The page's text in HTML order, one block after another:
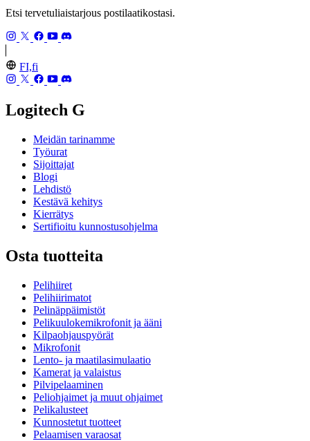
Etsi tervetuliaistarjous postilaatikostasi.
FI,fi
Logitech G
Meidän tarinamme
Työurat
Sijoittajat
Blogi
Lehdistö
Kestävä kehitys
Kierrätys
Sertifioitu kunnostusohjelma
Osta tuotteita
Pelihiiret
Pelihiirimatot
Pelinäppäimistöt
Pelikuulokemikrofonit ja ääni
Kilpaohjauspyörät
Mikrofonit
Lento- ja maatilasimulaatio
Kamerat ja valaistus
Pilvipelaaminen
Peliohjaimet ja muut ohjaimet
Pelikalusteet
Kunnostetut tuotteet
Pelaamisen varaosat